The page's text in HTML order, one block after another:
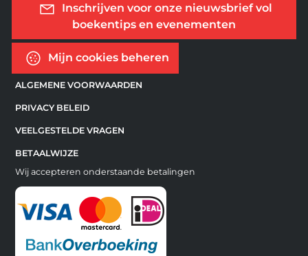
Inschrijven voor onze nieuwsbrief vol
boekentips en evenementen
Mijn cookies beheren
ALGEMENE VOORWAARDEN
PRIVACY BELEID
VEELGESTELDE VRAGEN
BETAALWIJZE
Wij accepteren onderstaande betalingen